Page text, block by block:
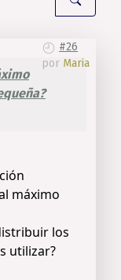
#26
por Maria
máximo
los
utilizar?